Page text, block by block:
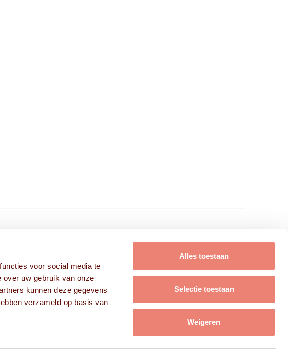
voor social media te
uw gebruik van onze
kunnen deze gegevens
verzameld op basis van
Alles toestaan
Selectie toestaan
Weigeren
Modellen
Acteurs
Campagnes